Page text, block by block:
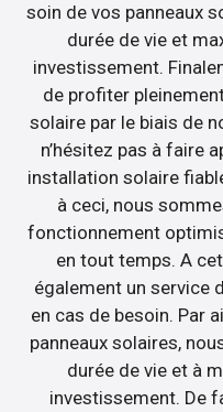
soin de vos panneaux
durée de vie et
investissement.
de profiter
solaire par le biais de
n’hésitez pas à faire
installation solaire
à ceci, nous
fonctionnement
en tout temps. A
également un service
en cas de besoin. Par
panneaux solaires,
durée de vie et à
investissement. De